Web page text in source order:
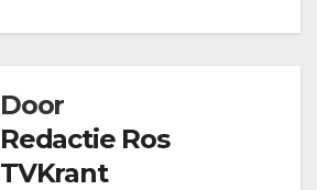
Door
Redactie Ros
TVKrant